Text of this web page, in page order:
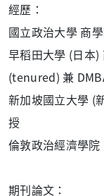
經歷：
國立政治大學 商
早稻田大學 (日本)
(tenured) 兼
新加坡國立大學 (
授
倫敦政治經濟學
期刊論文：